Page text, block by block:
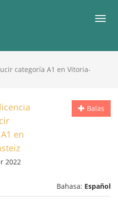
categoría A1 en Vitoria-
Balas
en
2022
Bahasa: Español